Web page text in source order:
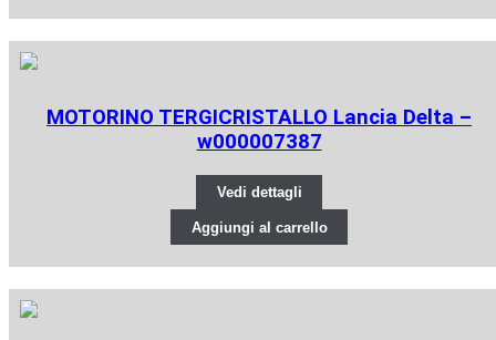
MOTORINO TERGICRISTALLO Lancia Delta –
w000007387
Vedi dettagli
Aggiungi al carrello